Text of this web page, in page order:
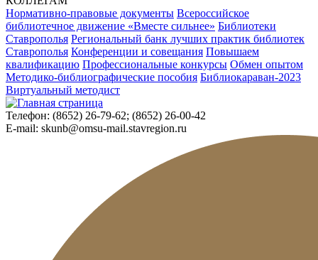
Нормативно-правовые документы Всероссийское
библиотечное движение «Вместе сильнее» Библиотеки
Ставрополья Региональный банк лучших практик библиотек
Ставрополья Конференции и совещания Повышаем
квалификацию Профессиональные конкурсы Обмен опытом
Методико-библиографические пособия Библиокараван-2023
Виртуальный методист
Телефон: (8652) 26-79-62; (8652) 26-00-42
E-mail: skunb@omsu-mail.stavregion.ru